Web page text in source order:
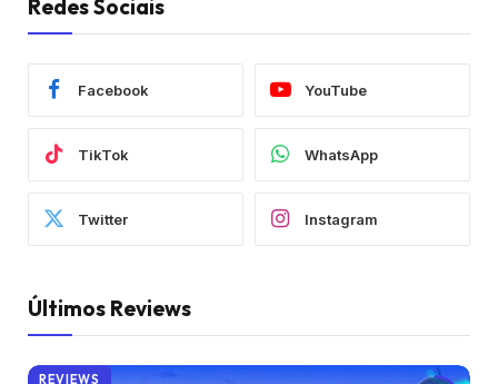
Redes Sociais
Facebook YouTube
TikTok WhatsApp
Twitter Instagram
Últimos Reviews
REVIEWS